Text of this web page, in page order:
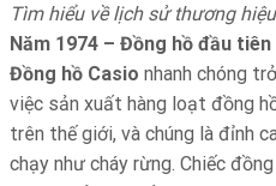
Tìm hiểu về lịch sử thương
Năm 1974 – Đồng hồ đầu
Đồng hồ Casio nhanh chóng
việc sản xuất hàng loạt đồng
trên thế giới, và chúng là đỉnh
chạy như cháy rừng. Chiếc